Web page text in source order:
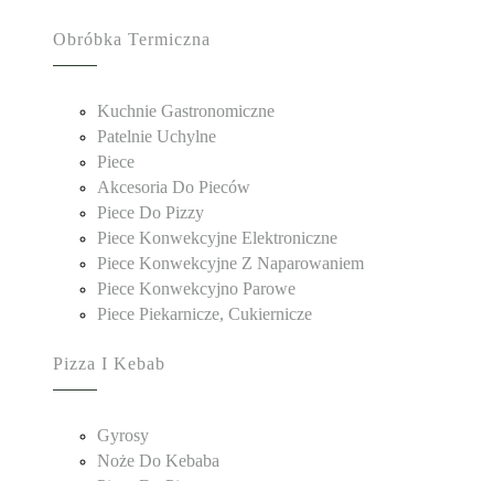
Obróbka Termiczna
Kuchnie Gastronomiczne
Patelnie Uchylne
Piece
Akcesoria Do Pieców
Piece Do Pizzy
Piece Konwekcyjne Elektroniczne
Piece Konwekcyjne Z Naparowaniem
Piece Konwekcyjno Parowe
Piece Piekarnicze, Cukiernicze
Pizza I Kebab
Gyrosy
Noże Do Kebaba